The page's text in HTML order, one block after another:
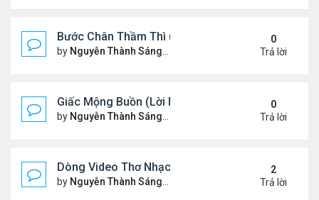
Bước Chân Thầm Thì (Video YouTube Ngâm Nga
by Nguyễn Thành Sáng Thứ 5 Tháng 1 30, 2025 8:48
0
Trả lời
Giấc Mộng Buồn (Lời Ngỏ & Video Ngâm Nga Thơ
by Nguyễn Thành Sáng Thứ 7 Tháng 1 25, 2025 7:52
0
Trả lời
Dòng Video Thơ Nhạc Chọn Lọc
by Nguyễn Thành Sáng Thứ 4 Tháng 1 01, 2025 11:01
2
Trả lời